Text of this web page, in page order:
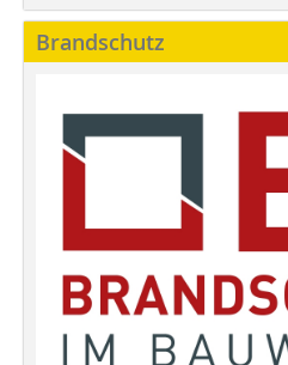
Brandschutz